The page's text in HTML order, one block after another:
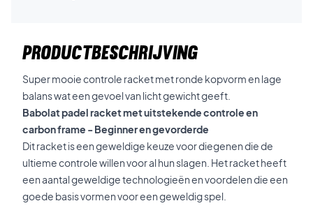
PRODUCTBESCHRIJVING
Super mooie controle racket met ronde kopvorm en lage
balans wat een gevoel van licht gewicht geeft.
Babolat padel racket met uitstekende controle en
carbon frame - Beginner en gevorderde
Dit racket is een geweldige keuze voor diegenen die de
ultieme controle willen voor al hun slagen. Het racket heeft
een aantal geweldige technologieën en voordelen die een
goede basis vormen voor een geweldig spel.